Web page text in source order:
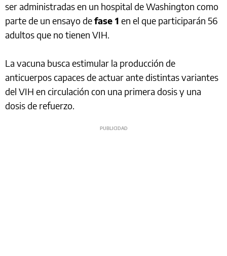
ser administradas en un hospital de Washington como
parte de un ensayo defase 1 en el que participarán 56
adultos que no tienen VIH.
La vacuna busca estimular la producción de
anticuerpos capaces de actuar ante distintas variantes
del VIH en circulación con una primera dosis y una
dosis de refuerzo.